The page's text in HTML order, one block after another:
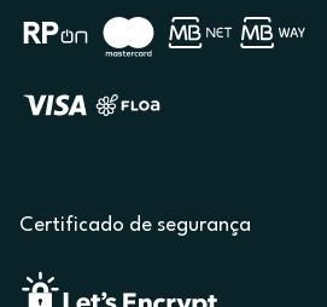
Certificado de segurança